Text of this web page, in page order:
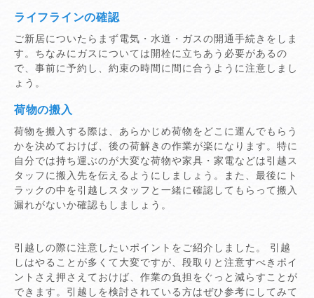
ライフラインの確認
ご新居についたらまず電気・水道・ガスの開通手続きをしま
す。ちなみにガスについては開栓に立ちあう必要があるの
で、事前に予約し、約束の時間に間に合うように注意しまし
ょう。
荷物の搬入
荷物を搬入する際は、あらかじめ荷物をどこに運んでもらう
かを決めておけば、後の荷解きの作業が楽になります。特に
自分では持ち運ぶのが大変な荷物や家具・家電などは引越ス
タッフに搬入先を伝えるようにしましょう。また、最後にト
ラックの中を引越しスタッフと一緒に確認してもらって搬入
漏れがないか確認もしましょう。
引越しの際に注意したいポイントをご紹介しました。 引越
しはやることが多くて大変ですが、段取りと注意すべきポイ
ントさえ押さえておけば、作業の負担をぐっと減らすことが
できます。引越しを検討されている方はぜひ参考にしてみて